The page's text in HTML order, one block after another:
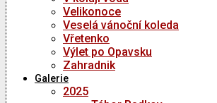
Velikonoce
Veselá vánoční koleda
Vřetenko
Výlet po Opavsku
Zahradnik
Galerie
2025